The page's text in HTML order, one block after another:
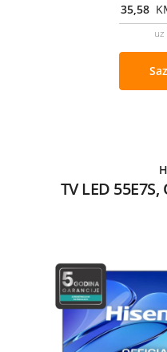
35,58
TV LED